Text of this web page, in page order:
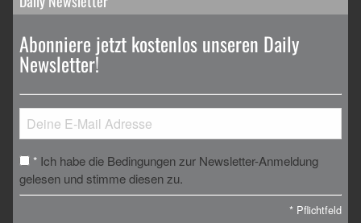
Abonniere jetzt kostenlos unseren Daily
Newsletter!
* Ich habe die Bedingungen zur Newsletter-Anmeldung
gelesen und stimme diesen zu.
* Pflichtfeld